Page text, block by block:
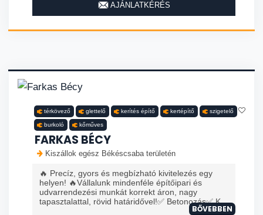
AJÁNLATKÉRÉS
térkövező glettelő kerítés építő kertépítő szigetelő
burkoló kőműves
FARKAS BÉCY
Kiszállok egész Békéscsaba területén
🔥 Precíz, gyors és megbízható kivitelezés egy
helyen! 🔥Vállalunk mindenféle építőipari és
udvarrendezési munkát korrekt áron, nagy
tapasztalattal, rövid határidővel!✅ Betonozás✅ K...
BŐVEBBEN